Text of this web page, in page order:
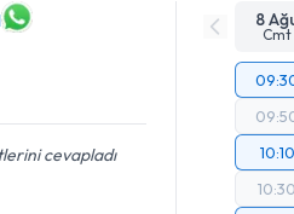
cevapladı
8
Cmt
10:10
10:30